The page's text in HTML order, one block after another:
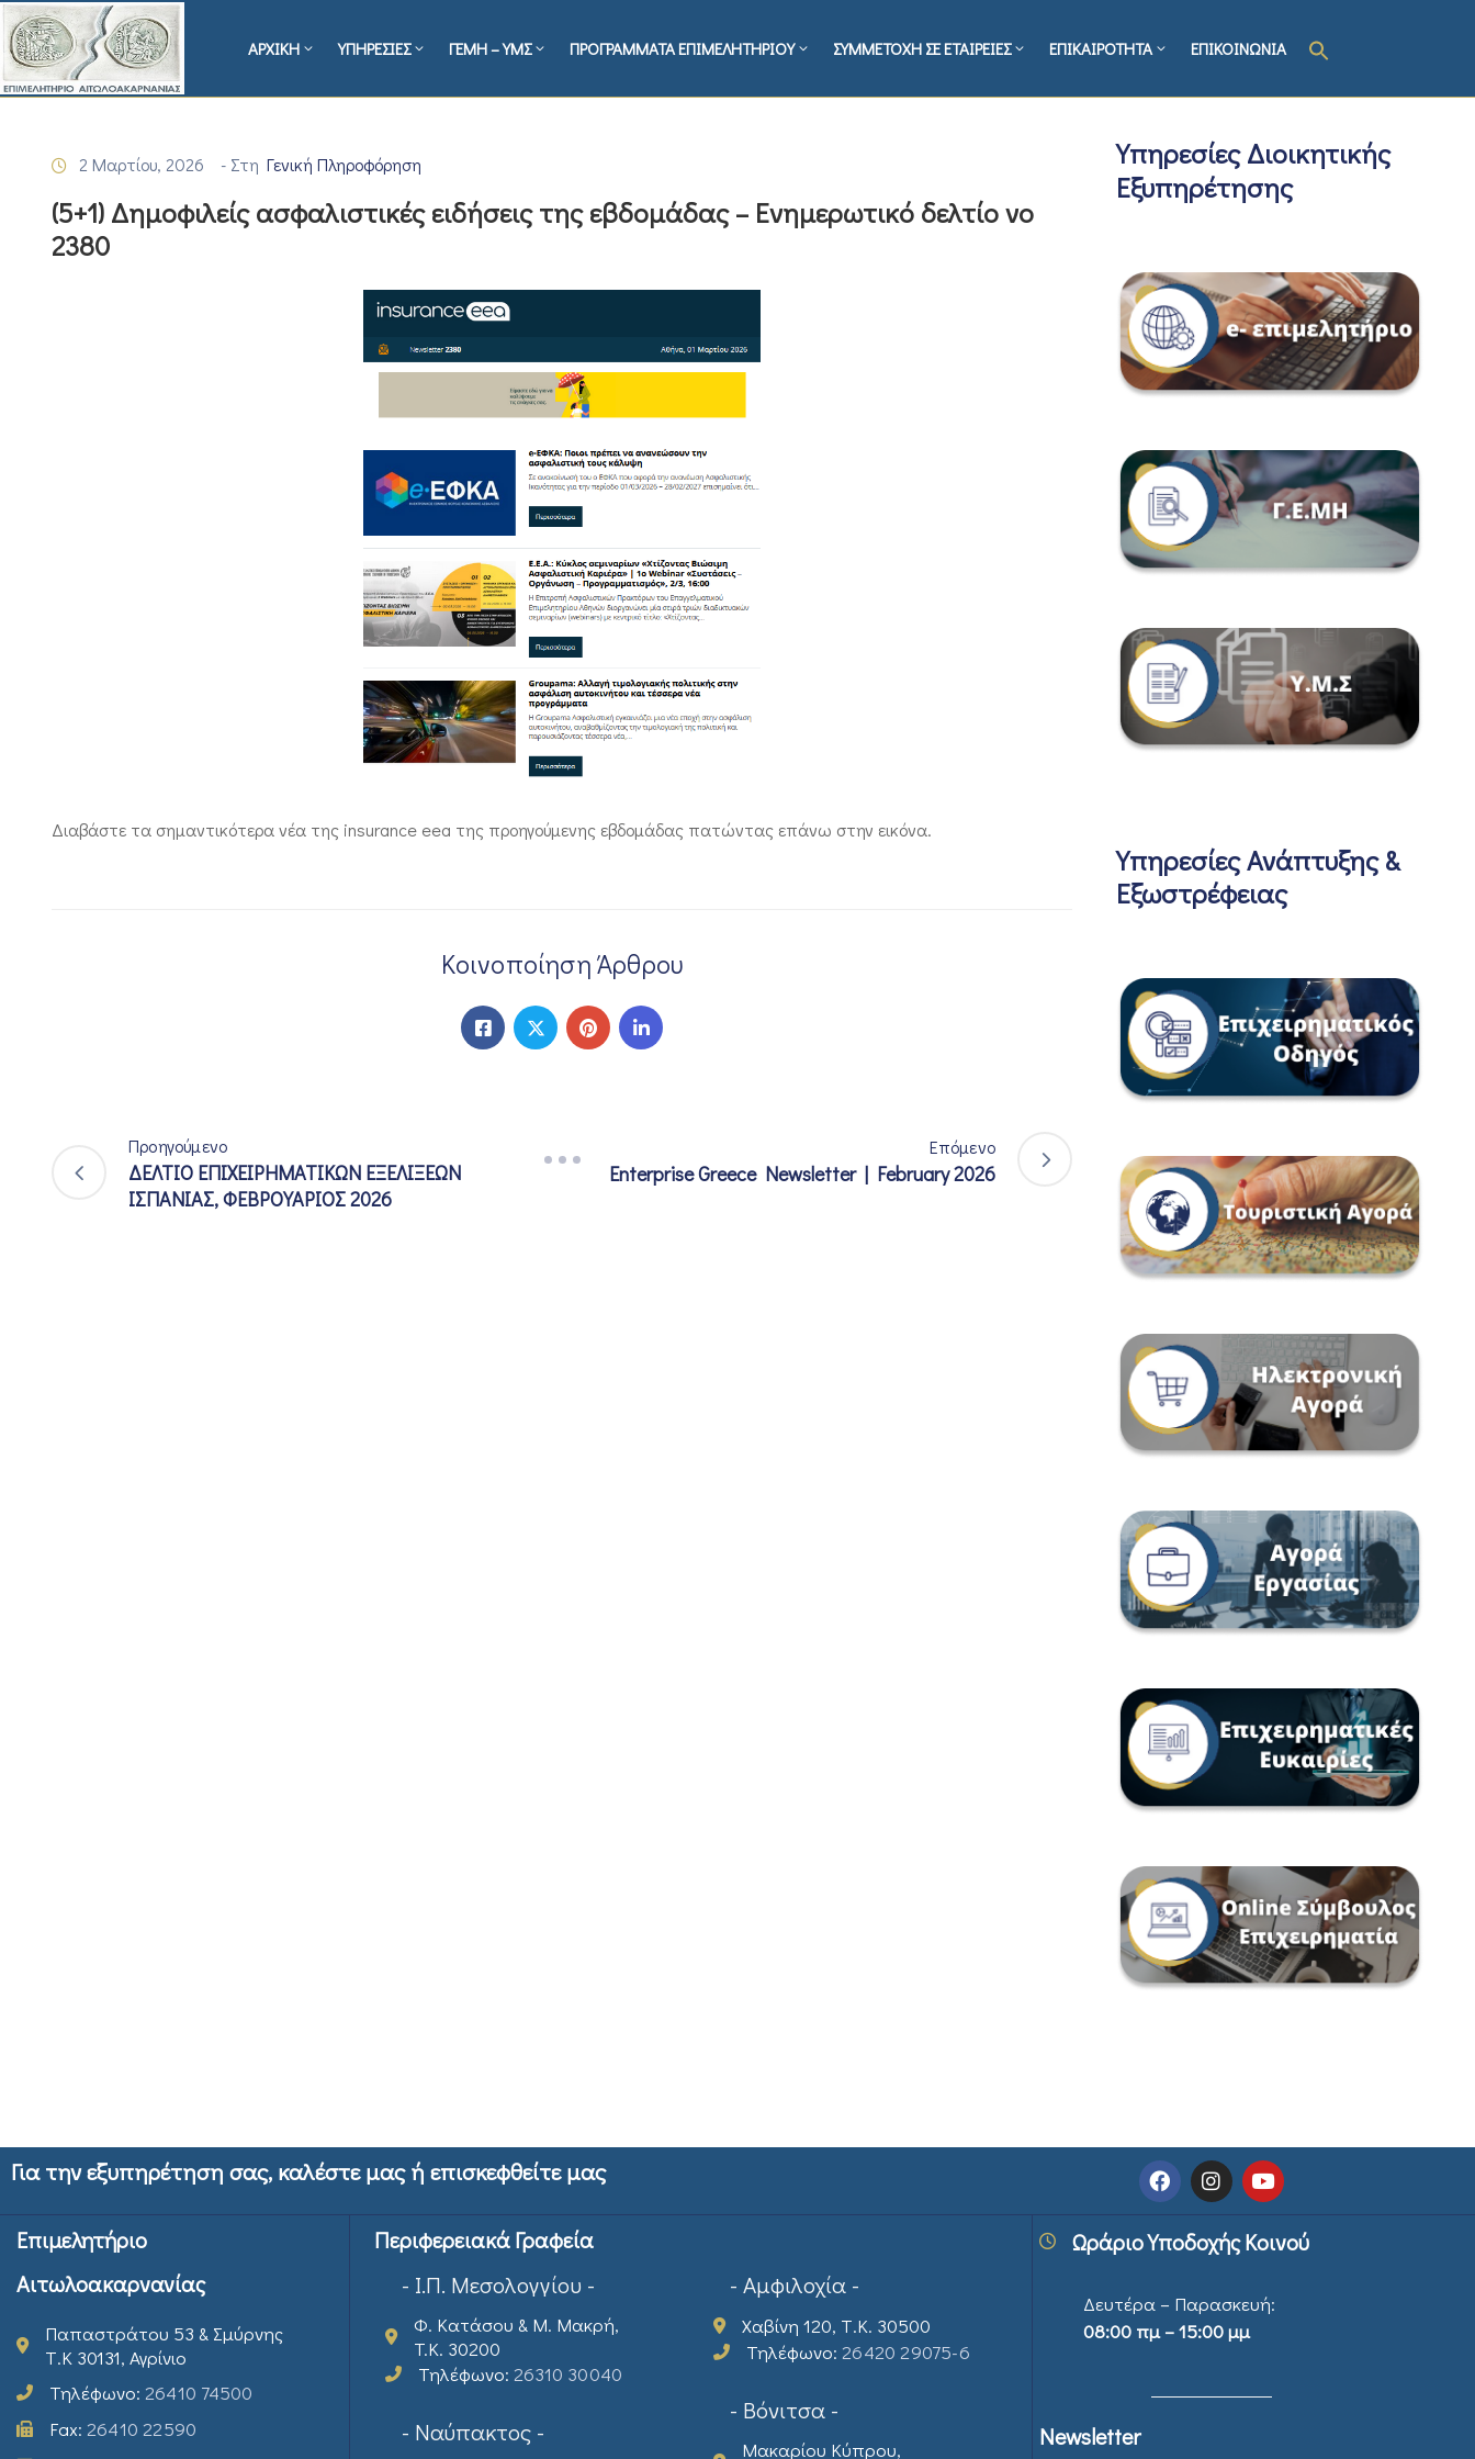
ΑΡΧΙΚΗ ΥΠΗΡΕΣΙΕΣ ΓΕΜΗ – ΥΜΣ ΠΡΟΓΡΑΜΜΑΤΑ ΕΠΙΜΕΛΗΤΗΡΙΟΥ ΣΥΜΜΕΤΟΧΗ ΣΕ ΕΤΑΙΡΕΙΕΣ ΕΠΙΚΑΙΡΟΤΗΤΑ ΕΠΙΚΟΙΝΩΝΙΑ
2 Μαρτίου, 2026 - Στη Γενική Πληροφόρηση
(5+1) Δημοφιλείς ασφαλιστικές ειδήσεις της εβδομάδας – Ενημερωτικό δελτίο νο
2380
Διαβάστε τα σημαντικότερα νέα της insurance eea της προηγούμενης εβδομάδας πατώντας επάνω στην εικόνα.
Κοινοποίηση Άρθρου
Προηγούμενο
ΔΕΛΤΙΟ ΕΠΙΧΕΙΡΗΜΑΤΙΚΩΝ ΕΞΕΛΙΞΕΩΝ
ΙΣΠΑΝΙΑΣ, ΦΕΒΡΟΥΑΡΙΟΣ 2026
Επόμενο
Enterprise Greece Newsletter | February 2026
Υπηρεσίες Διοικητικής
Εξυπηρέτησης
Υπηρεσίες Ανάπτυξης &
Εξωστρέφειας
Για την εξυπηρέτηση σας, καλέστε μας ή επισκεφθείτε μας
Επιμελητήριο
Αιτωλοακαρνανίας
Παπαστράτου 53 & Σμύρνης
Τ.Κ 30131, Αγρίνιο
Τηλέφωνο: 26410 74500
Fax: 26410 22590
Περιφερειακά Γραφεία
- Ι.Π. Μεσολογγίου -
Φ. Κατάσου & Μ. Μακρή,
T.K. 30200
Τηλέφωνο: 26310 30040
- Ναύπακτος -
- Αμφιλοχία -
Χαβίνη 120, Τ.Κ. 30500
Τηλέφωνο:26420 29075-6
- Βόνιτσα -
Μακαρίου Κύπρου,
Ωράριο Υποδοχής Κοινού
Δευτέρα – Παρασκευή:
08:00 πμ – 15:00 μμ
Newsletter